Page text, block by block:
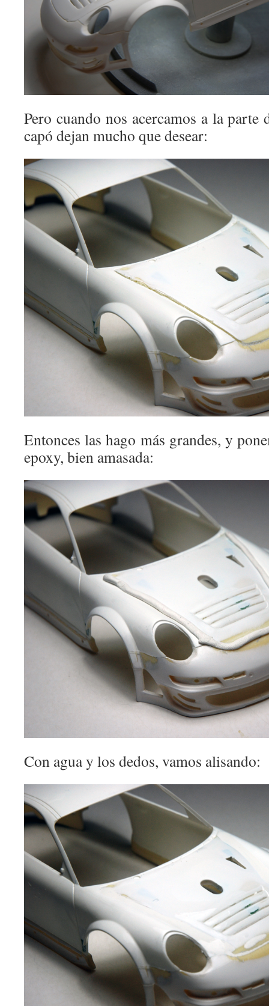
Pero cuando nos acercamos a la parte
capó dejan mucho que desear:
Entonces las hago más grandes, y
epoxy, bien amasada:
Con agua y los dedos, vamos alisando: